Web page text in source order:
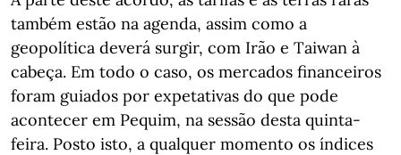
também estão na agenda, assim como a
geopolítica deverá surgir, com Irão e Taiwan à
cabeça. Em todo o caso, os mercados financeiros
foram guiados por expetativas do que pode
acontecer em Pequim, na sessão desta quinta-
feira. Posto isto, a qualquer momento os índices